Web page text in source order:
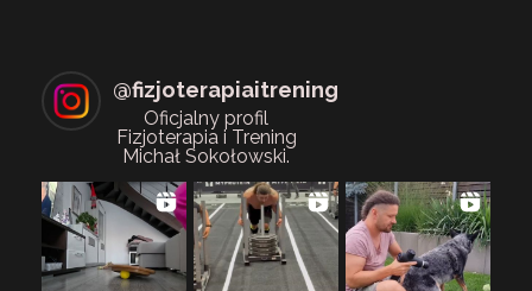
@fizjoterapiaitrening
Oficjalny profil
Fizjoterapia i Trening
Michał Sokołowski.